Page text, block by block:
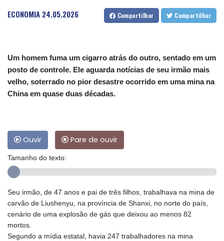
ECONOMIA 24.05.2026 Compartilhar Compartilhar
Um homem fuma um cigarro atrás do outro, sentado em um
posto de controle. Ele aguarda notícias de seu irmão mais
velho, soterrado no pior desastre ocorrido em uma mina na
China em quase duas décadas.
Ouvir Pare de ouvir
Tamanho do texto:
Seu irmão, de 47 anos e pai de três filhos, trabalhava na mina de
carvão de Liushenyu, na província de Shanxi, no norte do país,
cenário de uma explosão de gás que deixou ao menos 82
mortos.
Segundo a mídia estatal, havia 247 trabalhadores na mina